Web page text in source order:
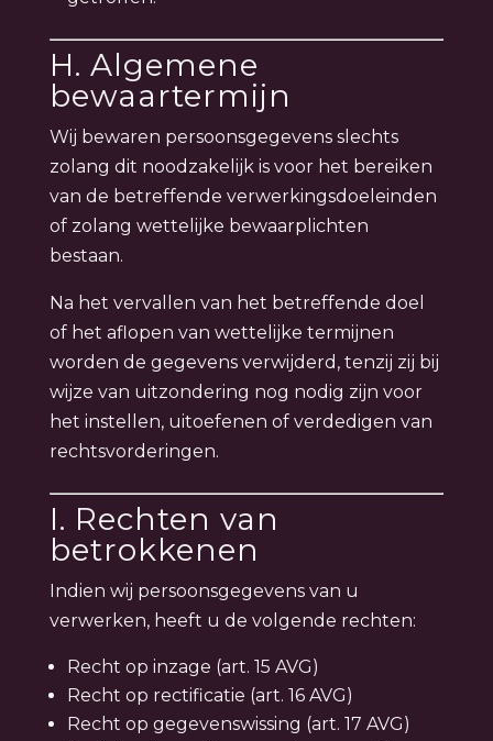
H. Algemene
bewaartermijn
Wij bewaren persoonsgegevens slechts
zolang dit noodzakelijk is voor het bereiken
van de betreffende verwerkingsdoeleinden
of zolang wettelijke bewaarplichten
bestaan.
Na het vervallen van het betreffende doel
of het aflopen van wettelijke termijnen
worden de gegevens verwijderd, tenzij zij bij
wijze van uitzondering nog nodig zijn voor
het instellen, uitoefenen of verdedigen van
rechtsvorderingen.
I. Rechten van
betrokkenen
Indien wij persoonsgegevens van u
verwerken, heeft u de volgende rechten:
Recht op inzage (art. 15 AVG)
Recht op rectificatie (art. 16 AVG)
Recht op gegevenswissing (art. 17 AVG)